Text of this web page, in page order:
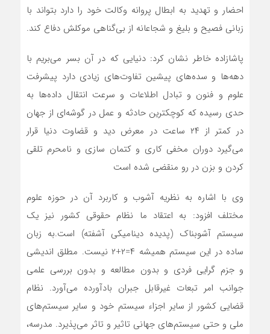
احضار و تهدید به ابطال پروانه وکالت خود را دارد بتواند با
زبانی فصیح و بلیغ و شجاعانه از بی‌گناهی موکلش دفاع کند.
پاشازاده خاطر نشان کرد: دنیایی که در آن بسر می‌بریم با
دهه‌ها و سده‌های پیشین تفاوت‌های زیادی دارد پیشرفت
علوم و فنون و تبادل اطلاعات و سرعت انتقال داده‌ها به
حدی رسیده که کوچکترین حادثه و عمل در گوشه‌ای از جهان
در کمتر از ۲۴ ساعت در معرض دید و قضاوت دنیا قرار
می‌گیرد دوران مخفی کاری و کتمان سازی و نامحرم تلقی
کردن و بزن در رو منقضی شده است
وی با اشاره به نظریه آشوب و کاربرد آن در حوزه علوم
مختلف افزود: به اعتقاد ما نظام حقوقی کشور نیز یک
سیستم آشوبناک (پدیده دینامیکی آشفته) است.به زبان
ساده در این سیستم همیشه ۴=۲+۲ نیست. مطلق اندیشی
و جزم گرایی فردی و بدون مطالعه و بدون بررسی علمی
جوانب امر تبعات غیرقابل جبران بادآورده می‌آورد. نظام
قضایی کشور از سایر اجزاء سیستم خود و سایر سیستم‌‌های
ملی و حتی سیستم‌های جهانی تاثیر و تاثر می‌پذیرد. مدرسه،